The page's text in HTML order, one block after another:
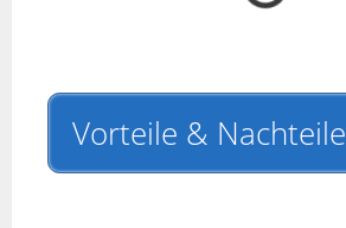
Vorteile & Nachteile